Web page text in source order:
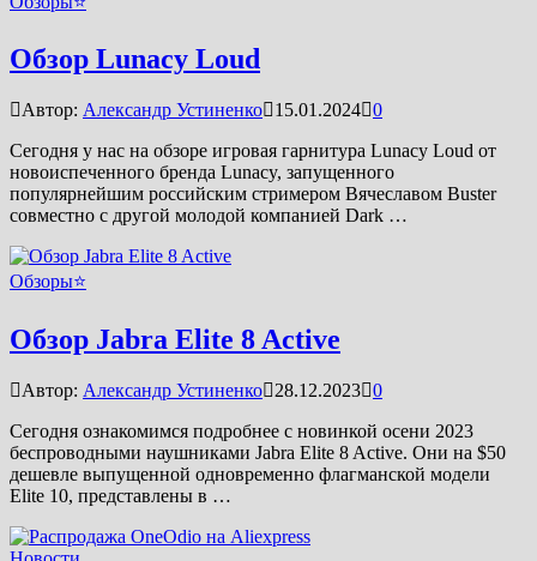
Обзор Lunacy Loud
Автор: Александр Устиненко 15.01.2024 0
Сегодня у нас на обзоре игровая гарнитура Lunacy Loud от
новоиспеченного бренда Lunacy, запущенного
популярнейшим российским стримером Вячеславом Buster
совместно с другой молодой компанией Dark …
Обзоры⭐
Обзор Jabra Elite 8 Active
Автор: Александр Устиненко 28.12.2023 0
Сегодня ознакомимся подробнее с новинкой осени 2023
беспроводными наушниками Jabra Elite 8 Active. Они на $50
дешевле выпущенной одновременно флагманской модели
Elite 10, представлены в …